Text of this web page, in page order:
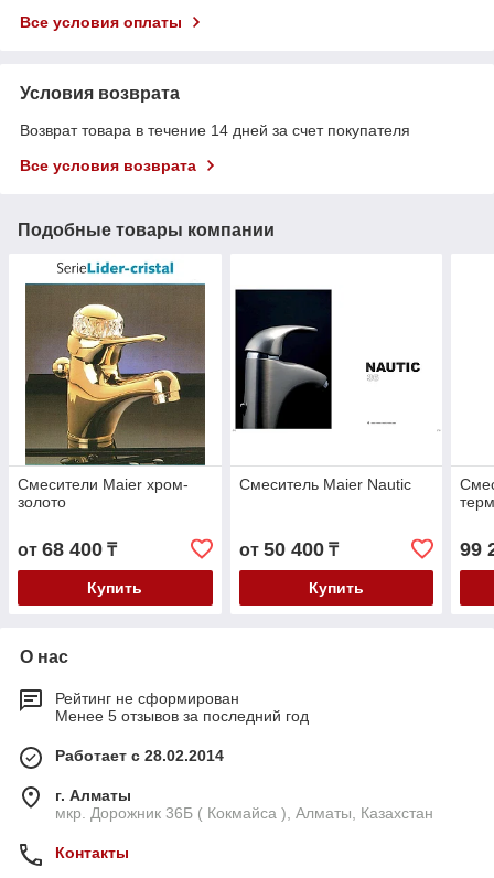
Все условия оплаты
Условия возврата
Возврат товара в течение 14 дней за счет покупателя
Все условия возврата
Подобные товары компании
Смесители Maier хром-
золото
от 68 400 ₸
Купить
Смеситель Maier Nautic
от 50 400₸
Купить
99
О нас
Рейтинг не сформирован
Менее 5 отзывов за последний год
Работает с 28.02.2014
г. Алматы
мкр. Дорожник 36Б ( Кокмайса ), Алматы, Казахстан
Контакты